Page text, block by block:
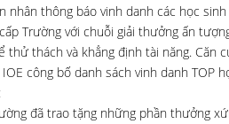
thông báo vinh danh các học
Trường với chuỗi giải thưởng ấn
thách và khẳng định tài năng. Căn
công bố danh sách vinh danh
đã trao tặng những phần thưởng